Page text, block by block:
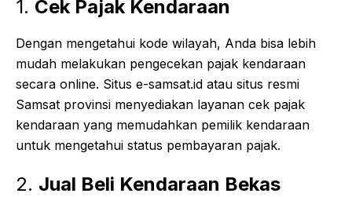
1. Cek Pajak Kendaraan
Dengan mengetahui kode wilayah, Anda bisa lebih
mudah melakukan pengecekan pajak kendaraan
secara online. Situs e-samsat.id atau situs resmi
Samsat provinsi menyediakan layanan cek pajak
kendaraan yang memudahkan pemilik kendaraan
untuk mengetahui status pembayaran pajak.
2. Jual Beli Kendaraan Bekas